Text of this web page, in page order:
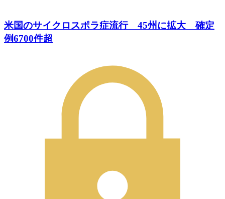
米国のサイクロスポラ症流行 45州に拡大 確定
例6700件超